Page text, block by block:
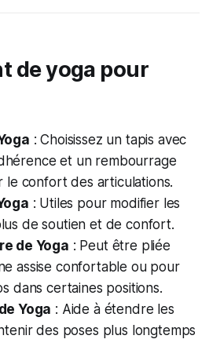
de yoga pour
: Choisissez un tapis avec
et un rembourrage
le confort des articulations.
: Utiles pour modifier les
de soutien et de confort.
de Yoga : Peut être pliée
assise confortable ou pour
dans certaines positions.
Yoga : Aide à étendre les
des poses plus longtemps